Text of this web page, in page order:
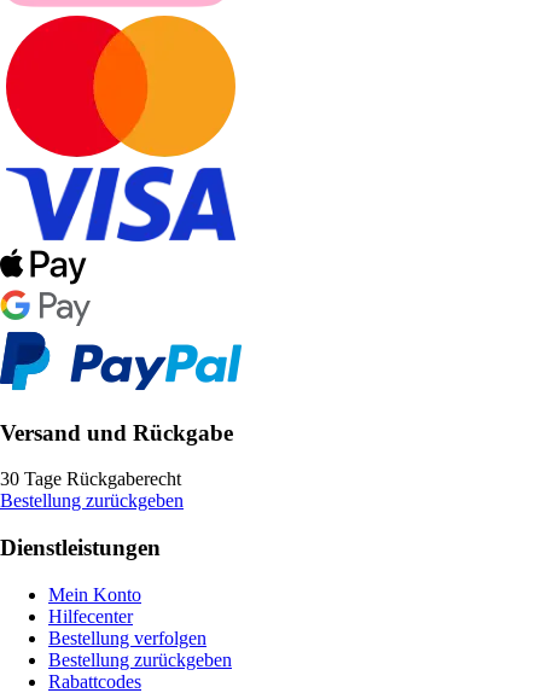
Versand und Rückgabe
30 Tage Rückgaberecht
Bestellung zurückgeben
Dienstleistungen
Mein Konto
Hilfecenter
Bestellung verfolgen
Bestellung zurückgeben
Rabattcodes